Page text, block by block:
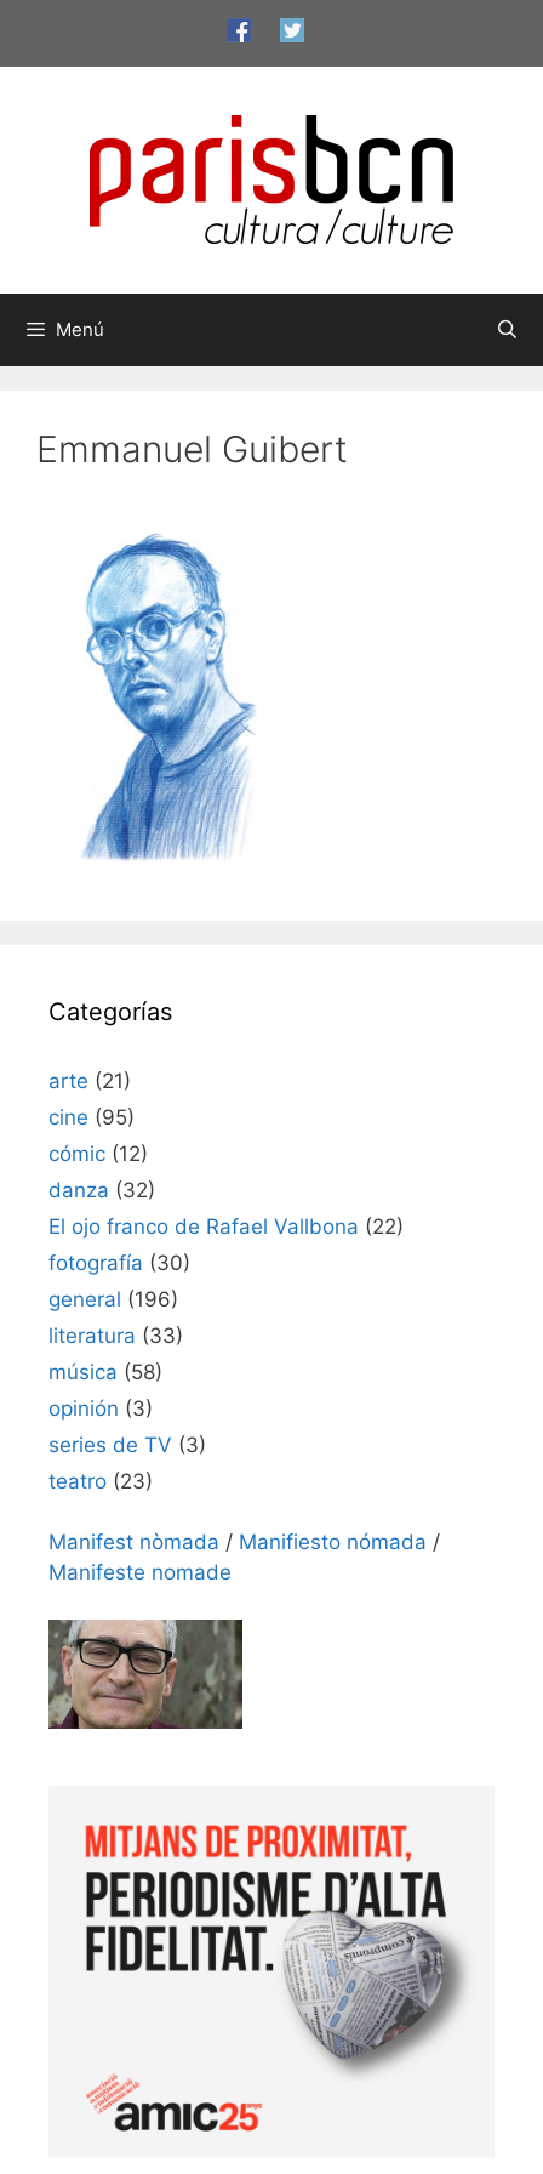
contenido
Menú
Emmanuel Guibert
Categorías
arte (21)
cine (95)
cómic (12)
danza (32)
El ojo franco de Rafael Vallbona (22)
fotografía (30)
general (196)
literatura (33)
música (58)
opinión (3)
series de TV (3)
teatro (23)
Manifest nòmada / Manifiesto nómada /
Manifeste nomade